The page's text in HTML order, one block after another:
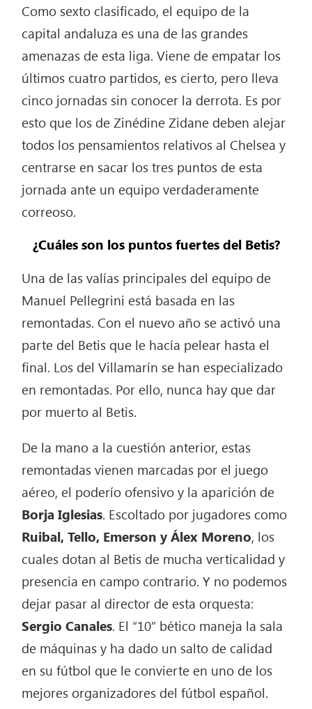
Como sexto clasificado, el equipo de la
capital andaluza es una de las grandes
amenazas de esta liga. Viene de empatar los
últimos cuatro partidos, es cierto, pero lleva
cinco jornadas sin conocer la derrota. Es por
esto que los de Zinédine Zidane deben alejar
todos los pensamientos relativos al Chelsea y
centrarse en sacar los tres puntos de esta
jornada ante un equipo verdaderamente
correoso.
¿Cuáles son los puntos fuertes del Betis?
Una de las valías principales del equipo de
Manuel Pellegrini está basada en las
remontadas. Con el nuevo año se activó una
parte del Betis que le hacía pelear hasta el
final. Los del Villamarín se han especializado
en remontadas. Por ello, nunca hay que dar
por muerto al Betis.
De la mano a la cuestión anterior, estas
remontadas vienen marcadas por el juego
aéreo, el poderío ofensivo y la aparición de
Borja Iglesias. Escoltado por jugadores como
Ruibal, Tello, Emerson y Álex Moreno, los
cuales dotan al Betis de mucha verticalidad y
presencia en campo contrario. Y no podemos
dejar pasar al director de esta orquesta:
Sergio Canales. El “10” bético maneja la sala
de máquinas y ha dado un salto de calidad
en su fútbol que le convierte en uno de los
mejores organizadores del fútbol español.